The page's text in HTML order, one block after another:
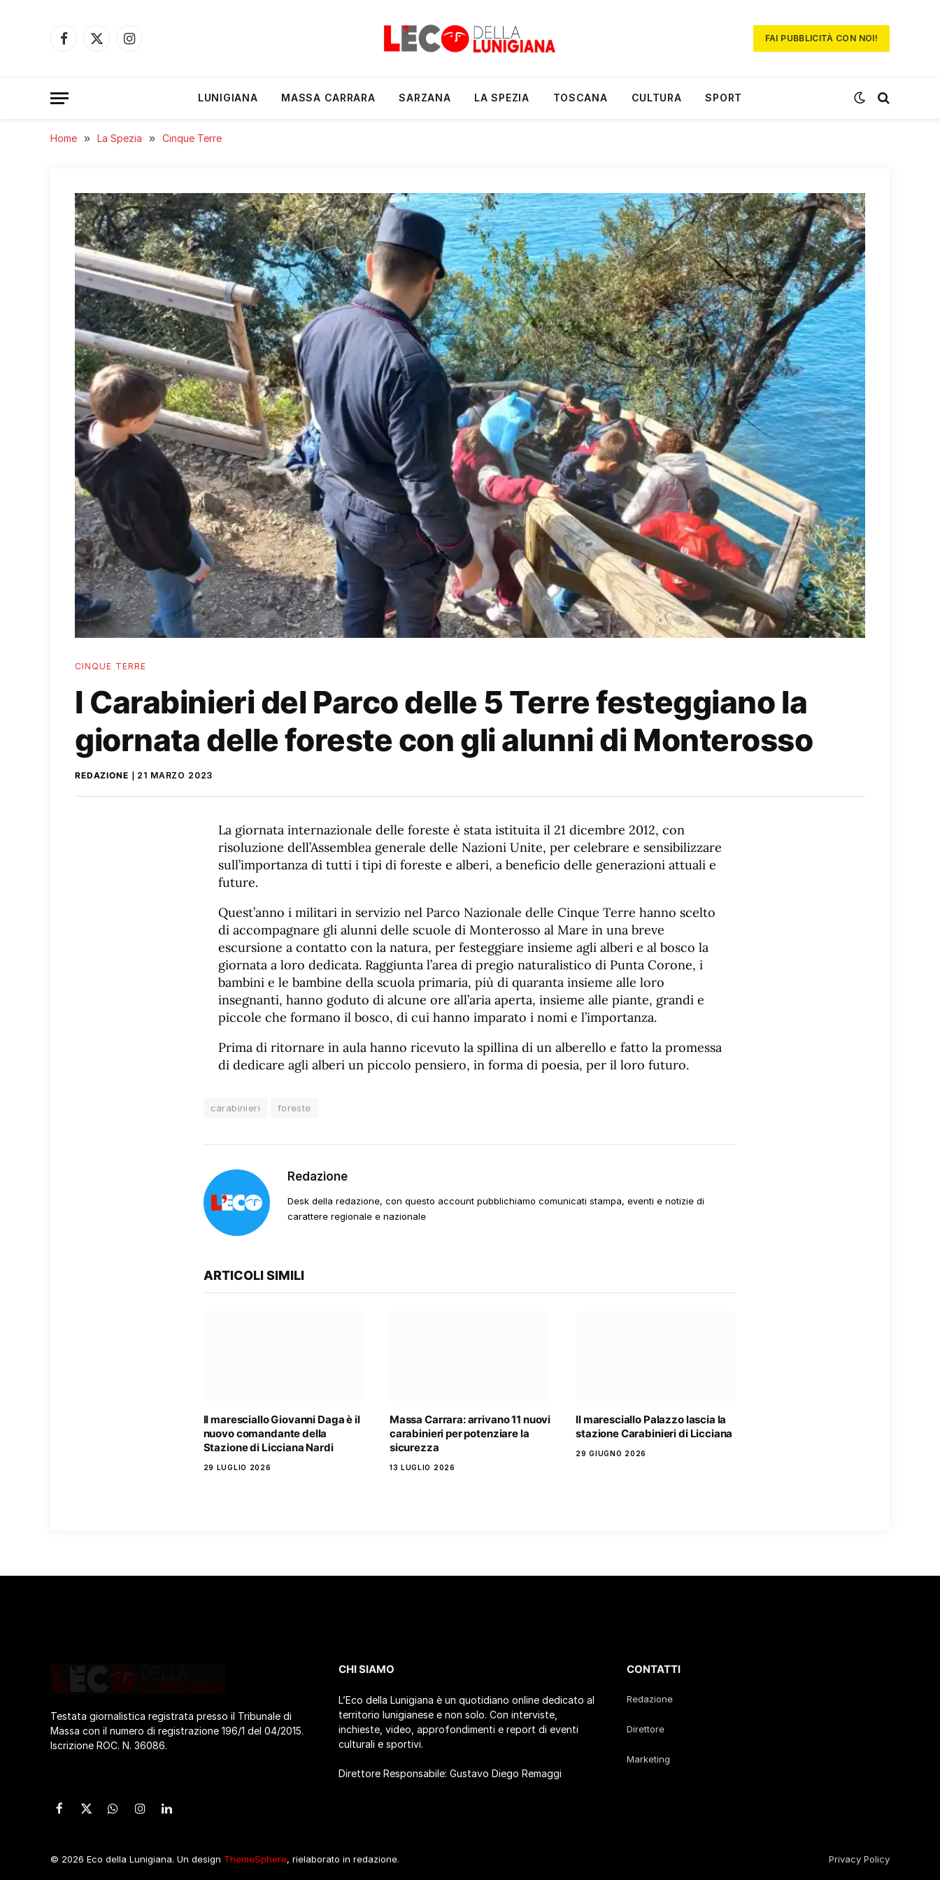
Facebook
X
Instagram
FAI PUBBLICITÀ CON NOI!
LUNIGIANA MASSA CARRARA SARZANA LA SPEZIA TOSCANA CULTURA SPORT
Home » La Spezia » Cinque Terre
CINQUE TERRE
I Carabinieri del Parco delle 5 Terre festeggiano la
giornata delle foreste con gli alunni di Monterosso
REDAZIONE 21 MARZO 2023
La giornata internazionale delle foreste è stata istituita il 21 dicembre 2012, con
risoluzione dell’Assemblea generale delle Nazioni Unite, per celebrare e sensibilizzare
sull’importanza di tutti i tipi di foreste e alberi, a beneficio delle generazioni attuali e
future.
Quest’anno i militari in servizio nel Parco Nazionale delle Cinque Terre hanno scelto
di accompagnare gli alunni delle scuole di Monterosso al Mare in una breve
escursione a contatto con la natura, per festeggiare insieme agli alberi e al bosco la
giornata a loro dedicata. Raggiunta l’area di pregio naturalistico di Punta Corone, i
bambini e le bambine della scuola primaria, più di quaranta insieme alle loro
insegnanti, hanno goduto di alcune ore all’aria aperta, insieme alle piante, grandi e
piccole che formano il bosco, di cui hanno imparato i nomi e l’importanza.
Prima di ritornare in aula hanno ricevuto la spillina di un alberello e fatto la promessa
di dedicare agli alberi un piccolo pensiero, in forma di poesia, per il loro futuro.
carabinieri foreste
Redazione
Desk della redazione, con questo account pubblichiamo comunicati stampa, eventi e notizie di
carattere regionale e nazionale
ARTICOLI SIMILI
Il maresciallo Giovanni Daga è il
nuovo comandante della
Stazione di Licciana Nardi
29 LUGLIO 2026
Massa Carrara: arrivano 11 nuovi
carabinieri per potenziare la
sicurezza
13 LUGLIO 2026
Il maresciallo Palazzo lascia la
stazione Carabinieri di Licciana
29 GIUGNO 2026
Testata giornalistica registrata presso il Tribunale di
Massa con il numero di registrazione 196/1 del 04/2015.
Iscrizione ROC. N. 36086.
CHI SIAMO
L’Eco della Lunigiana è un quotidiano online dedicato al
territorio lunigianese e non solo. Con interviste,
inchieste, video, approfondimenti e report di eventi
culturali e sportivi.
Direttore Responsabile: Gustavo Diego Remaggi
CONTATTI
Redazione
Direttore
Marketing
Facebook
X
WhatsApp
Instagram
LinkedIn
© 2026 Eco della Lunigiana. Un design ThemeSphere, rielaborato in redazione. Privacy Policy